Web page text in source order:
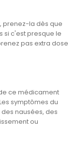
prenez-la dès que
si c'est presque le
pas extra dose
ce médicament
symptômes du
nausées, des
ou